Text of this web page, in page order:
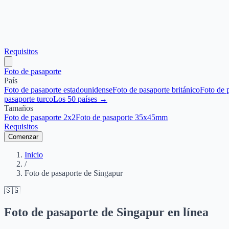
Requisitos
Foto de pasaporte
País
Foto de pasaporte estadounidenseFoto de pasaporte británicoFoto de
pasaporte turcoLos 50 países →
Tamaños
Foto de pasaporte 2x2Foto de pasaporte 35x45mm
Requisitos
Comenzar
Inicio
/
Foto de pasaporte de Singapur
🇸🇬
Foto de pasaporte de Singapur en línea